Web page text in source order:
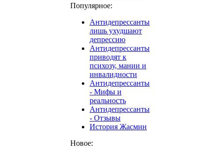
Популярное:
Антидепрессанты
лишь ухудшают
депрессию
Антидепрессанты
приводят к
психозу, мании и
инвалидности
Антидепрессанты
- Мифы и
реальность
Антидепрессанты
- Отзывы
История Жасмин
Новое: